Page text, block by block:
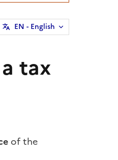
EN - English
tax
of the